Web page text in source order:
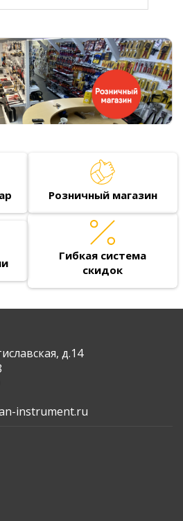
Розничный магазин
Гибкая система
скидок
д.14
instrument.ru